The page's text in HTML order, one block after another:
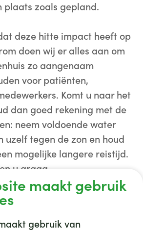
plaats zoals gepland.
deze hitte impact heeft op
doen wij er alles aan om
zo aangenaam
voor patiënten,
Komt u naar het
dan goed rekening met de
neem voldoende water
uzelf tegen de zon en houd
mogelijke langere reistijd.
u graag.
maakt gebruik
gebruik van